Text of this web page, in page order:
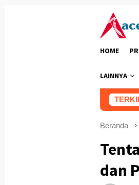
HOME
LAINNYA
Polri Tindak Tegas Pembuat Konten
Beranda
dan